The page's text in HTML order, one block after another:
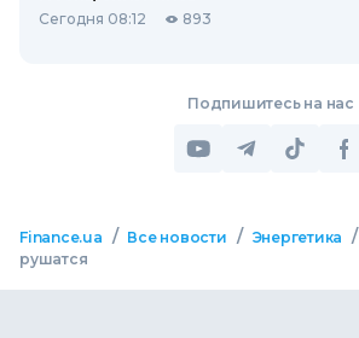
Сегодня 08:12 893
Подпишитесь на нас
Finance.ua / Все новости / Энергетика /
рушатся